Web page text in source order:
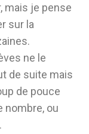
mais je pense
sur la
ne le
de suite mais
de pouce
nombre, ou